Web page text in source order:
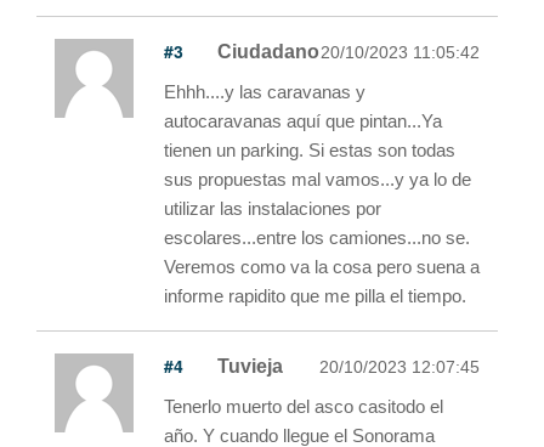
#3 Ciudadano20/10/2023 11:05:42
Ehhh....y las caravanas y
autocaravanas aquí que pintan...Ya
tienen un parking. Si estas son todas
sus propuestas mal vamos...y ya lo de
utilizar las instalaciones por
escolares...entre los camiones...no se.
Veremos como va la cosa pero suena a
informe rapidito que me pilla el tiempo.
#4 Tuvieja 20/10/2023 12:07:45
Tenerlo muerto del asco casitodo el
año. Y cuando llegue el Sonorama